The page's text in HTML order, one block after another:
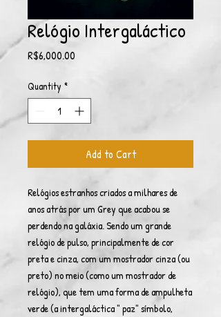
Relógio Intergaláctico
R$6,000.00
Quantity *
Add to Cart
Relógios estranhos criados a milhares de
anos atrás por um Grey que acabou se
perdendo na galáxia. Sendo um grande
relógio de pulso, principalmente de cor
preta e cinza, com um mostrador cinza (ou
preto) no meio (como um mostrador de
relógio), que tem uma forma de ampulheta
verde (a intergaláctica " paz" símbolo,